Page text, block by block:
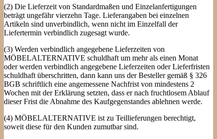
(2) Die Lieferzeit von Standardmaßen und Einzelanfertigungen
beträgt ungefähr vierzehn Tage. Lieferangaben bei einzelnen
Artikeln sind unverbindlich, wenn nicht im Einzelfall der
Liefertermin verbindlich zugesagt wurde.
(3) Werden verbindlich angegebene Lieferzeiten von
MÖBELALTERNATIVE schuldhaft um mehr als einen Monat
oder werden verbindlich angegebene Lieferzeiten oder Lieferfristen
schuldhaft überschritten, dann kann uns der Besteller gemäß § 326
BGB schriftlich eine angemessene Nachfrist von mindestens 2
Wochen mit der Erklärung setzten, dass er nach fruchtlosem Ablauf
dieser Frist die Abnahme des Kaufgegenstandes ablehnen werde.
(4) MÖBELALTERNATIVE ist zu Teillieferungen berechtigt,
soweit diese für den Kunden zumutbar sind.